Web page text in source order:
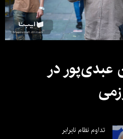
عبدی‌پور در
تداوم نظام نابرابر